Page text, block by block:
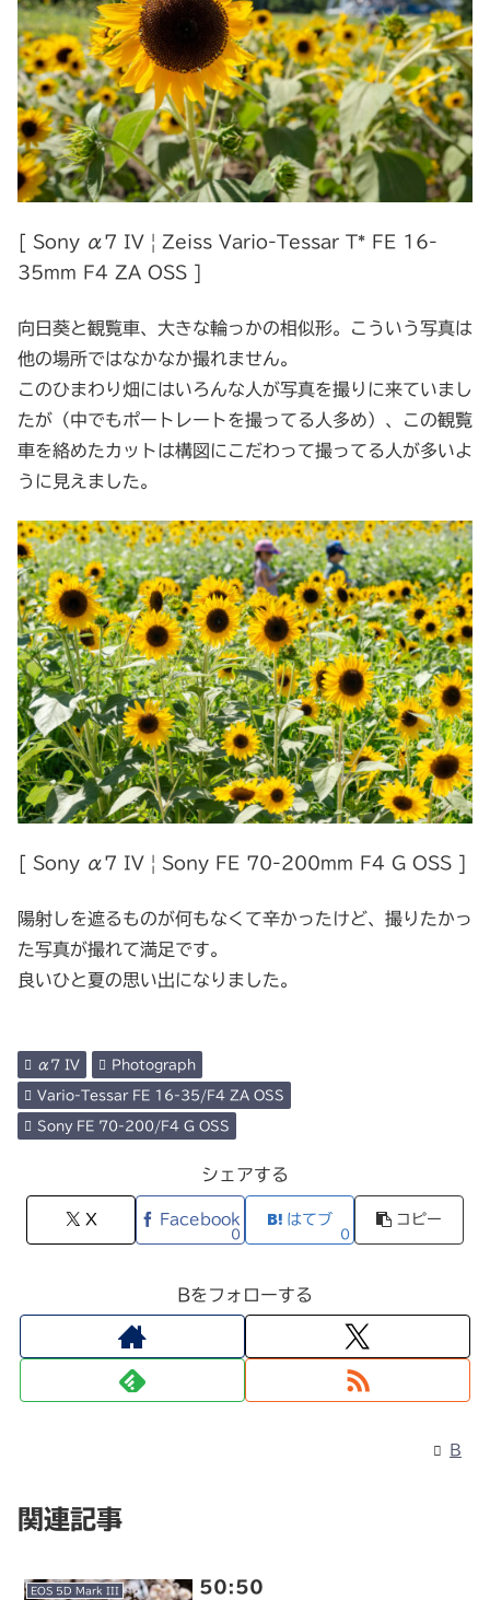
[ Sony α7 IV | Zeiss Vario-Tessar T* FE 16-
35mm F4 ZA OSS ]
向日葵と観覧車、大きな輪っかの相似形。こういう写真は
他の場所ではなかなか撮れません。
このひまわり畑にはいろんな人が写真を撮りに来ていまし
たが（中でもポートレートを撮ってる人多め）、この観覧
車を絡めたカットは構図にこだわって撮ってる人が多いよ
うに見えました。
[ Sony α7 IV | Sony FE 70-200mm F4 G OSS ]
陽射しを遮るものが何もなくて辛かったけど、撮りたかっ
た写真が撮れて満足です。
良いひと夏の思い出になりました。
α7 IV Photograph
Vario-Tessar FE 16-35/F4 ZA OSS
Sony FE 70-200/F4 G OSS
シェアする
X Facebook
0
はてブ
0
コピー
Bをフォローする
B
関連記事
EOS 5D Mark III 50:50